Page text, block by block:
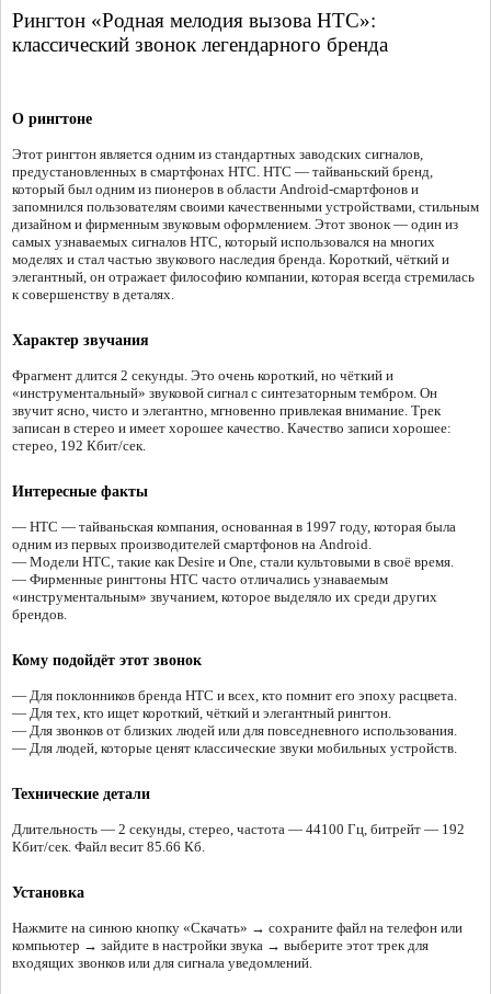
Рингтон «Родная мелодия вызова HTC»:
классический звонок легендарного бренда
О рингтоне
Этот рингтон является одним из стандартных заводских сигналов,
предустановленных в смартфонах HTC. HTC — тайваньский бренд,
который был одним из пионеров в области Android-смартфонов и
запомнился пользователям своими качественными устройствами, стильным
дизайном и фирменным звуковым оформлением. Этот звонок — один из
самых узнаваемых сигналов HTC, который использовался на многих
моделях и стал частью звукового наследия бренда. Короткий, чёткий и
элегантный, он отражает философию компании, которая всегда стремилась
к совершенству в деталях.
Характер звучания
Фрагмент длится 2 секунды. Это очень короткий, но чёткий и
«инструментальный» звуковой сигнал с синтезаторным тембром. Он
звучит ясно, чисто и элегантно, мгновенно привлекая внимание. Трек
записан в стерео и имеет хорошее качество. Качество записи хорошее:
стерео, 192 Кбит/сек.
Интересные факты
— HTC — тайваньская компания, основанная в 1997 году, которая была
одним из первых производителей смартфонов на Android.
— Модели HTC, такие как Desire и One, стали культовыми в своё время.
— Фирменные рингтоны HTC часто отличались узнаваемым
«инструментальным» звучанием, которое выделяло их среди других
брендов.
Кому подойдёт этот звонок
— Для поклонников бренда HTC и всех, кто помнит его эпоху расцвета.
— Для тех, кто ищет короткий, чёткий и элегантный рингтон.
— Для звонков от близких людей или для повседневного использования.
— Для людей, которые ценят классические звуки мобильных устройств.
Технические детали
Длительность — 2 секунды, стерео, частота — 44100 Гц, битрейт — 192
Кбит/сек. Файл весит 85.66 Кб.
Установка
Нажмите на синюю кнопку «Скачать» → сохраните файл на телефон или
компьютер → зайдите в настройки звука → выберите этот трек для
входящих звонков или для сигнала уведомлений.